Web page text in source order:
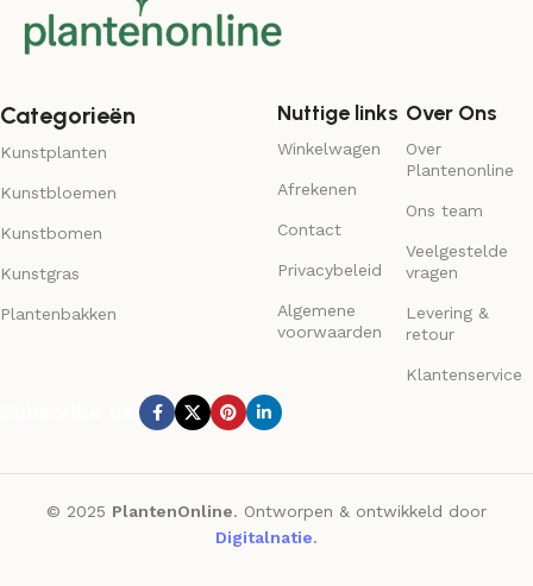
Categorieën
Kunstplanten
Kunstbloemen
Kunstbomen
Kunstgras
Plantenbakken
Nuttige links
Winkelwagen
Afrekenen
Contact
Privacybeleid
Algemene
voorwaarden
Over Ons
Over
Plantenonline
Ons team
Veelgestelde
vragen
Levering &
retour
Klantenservice
© 2025 PlantenOnline. Ontworpen & ontwikkeld door
Digitalnatie.